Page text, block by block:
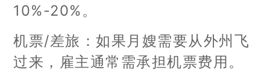
10%-20%。
机票/差旅：如果月嫂需要从外州飞
过来，雇主通常需承担机票费用。